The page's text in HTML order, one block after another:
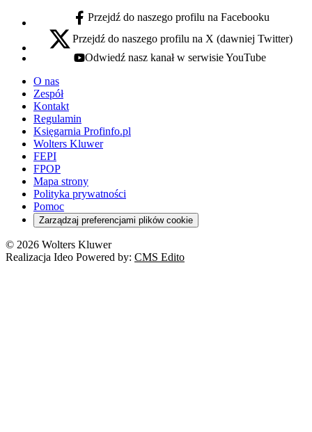
facebook - otwiera się w nowej karcie
Przejdź do naszego profilu na Facebooku
x - otwiera się w nowej karcie
Przejdź do naszego profilu na X (dawniej Twitter)
youtube - otwiera się w nowej karcie
Odwiedź nasz kanał w serwisie YouTube
O nas
Zespół
Kontakt
Regulamin
Księgarnia Profinfo.pl
Wolters Kluwer
FEPI
FPOP
Mapa strony
Polityka prywatności
Pomoc
Zarządzaj preferencjami plików cookie
© 2026 Wolters Kluwer
Realizacja Ideo Powered by: CMS Edito